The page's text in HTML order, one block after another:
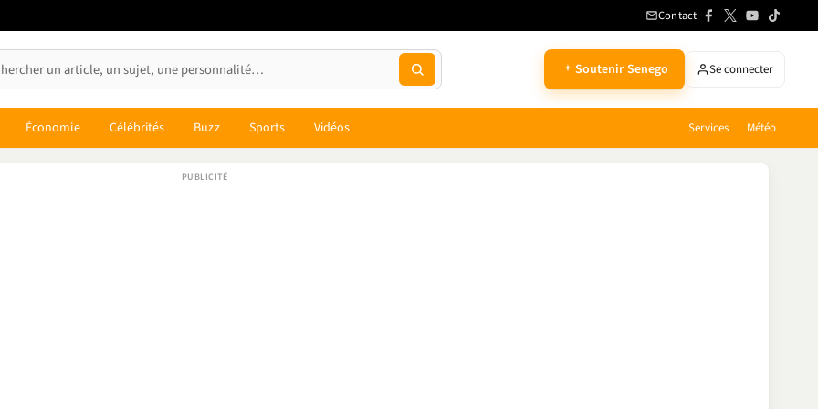
Contact
Soutenir Senego Se connecter
Économie Célébrités Buzz Sports Vidéos Services Météo